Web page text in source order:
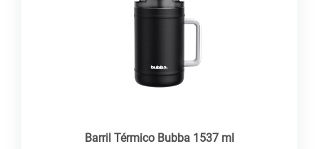
Barril Térmico Bubba 1537 ml